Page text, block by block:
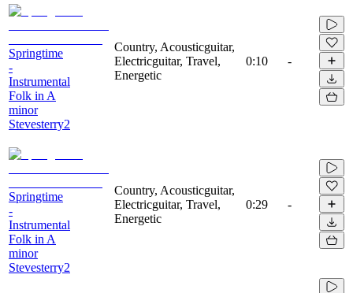
Springtime
-
Instrumental
Folk in A
minor
Stevesterry2
Country, Acousticguitar,
Electricguitar, Travel,
Energetic
0:10 -
Springtime
-
Instrumental
Folk in A
minor
Stevesterry2
Country, Acousticguitar,
Electricguitar, Travel,
Energetic
0:29 -